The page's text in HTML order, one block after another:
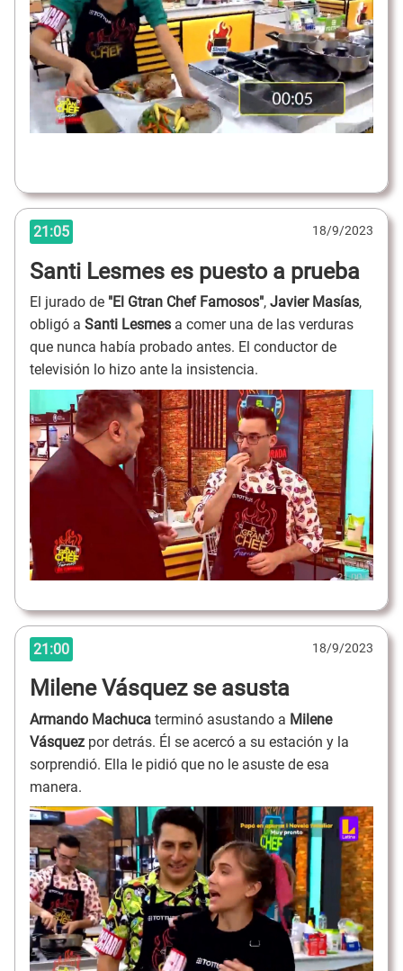
21:05 18/9/2023
Santi Lesmes es puesto a prueba
El jurado de "El Gtran Chef Famosos", Javier Masías,
obligó a Santi Lesmes a comer una de las verduras
que nunca había probado antes. El conductor de
televisión lo hizo ante la insistencia.
21:00 18/9/2023
Milene Vásquez se asusta
Armando Machuca terminó asustando a Milene
Vásquez por detrás. Él se acercó a su estación y la
sorprendió. Ella le pidió que no le asuste de esa
manera.